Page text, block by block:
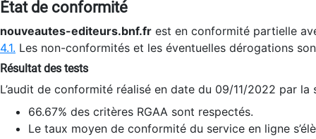
État de conformité
nouveautes-editeurs.bnf.fr est en conformité partielle
4.1. Les non-conformités et les éventuelles dérogations
Résultat des tests
L’audit de conformité réalisé en date du 09/11/2022 par
66.67% des critères RGAA sont respectés.
Le taux moyen de conformité du service en ligne